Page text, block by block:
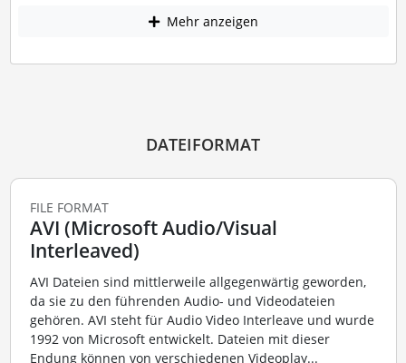
Mehr anzeigen
DATEIFORMAT
FILE FORMAT
AVI (Microsoft Audio/Visual
Interleaved)
AVI Dateien sind mittlerweile allgegenwärtig geworden,
da sie zu den führenden Audio- und Videodateien
gehören. AVI steht für Audio Video Interleave und wurde
1992 von Microsoft entwickelt. Dateien mit dieser
Endung können von verschiedenen Videoplay...